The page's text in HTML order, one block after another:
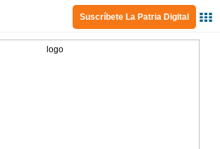
Suscríbete La Patria Digital